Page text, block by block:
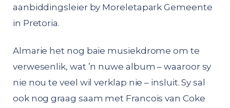
aanbiddingsleier by Moreletapark Gemeente
in Pretoria.
Almarie het nog baie musiekdrome om te
verwesenlik, wat ’n nuwe album – waaroor sy
nie nou te veel wil verklap nie – insluit. Sy sal
ook nog graag saam met Francois van Coke